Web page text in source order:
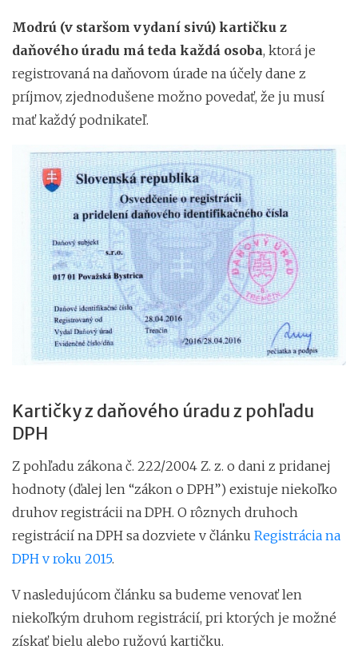
Modrú (v staršom vydaní sivú) kartičku z
daňového úradu má teda každá osoba, ktorá je
registrovaná na daňovom úrade na účely dane z
príjmov, zjednodušene možno povedať, že ju musí
mať každý podnikateľ.
Kartičky z daňového úradu z pohľadu
DPH
Z pohľadu zákona č. 222/2004 Z. z. o dani z pridanej
hodnoty (ďalej len “zákon o DPH”) existuje niekoľko
druhov registrácii na DPH. O rôznych druhoch
registrácií na DPH sa dozviete v článku Registrácia na
DPH v roku 2015.
V nasledujúcom článku sa budeme venovať len
niekoľkým druhom registrácií, pri ktorých je možné
získať bielu alebo ružovú kartičku.